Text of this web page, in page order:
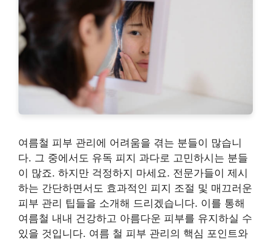
여름철 피부 관리에 어려움을 겪는 분들이 많습니
다. 그 중에서도 유독 피지 과다로 고민하시는 분들
이 많죠. 하지만 걱정하지 마세요. 전문가들이 제시
하는 간단하면서도 효과적인 피지 조절 및 매끄러운
피부 관리 팁들을 소개해 드리겠습니다. 이를 통해
여름철 내내 건강하고 아름다운 피부를 유지하실 수
있을 것입니다. 여름 철 피부 관리의 핵심 포인트와